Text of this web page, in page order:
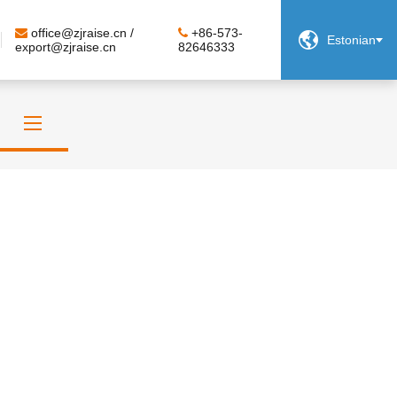
office@zjraise.cn /
export@zjraise.cn
+86-573-
82646333
 Estonian